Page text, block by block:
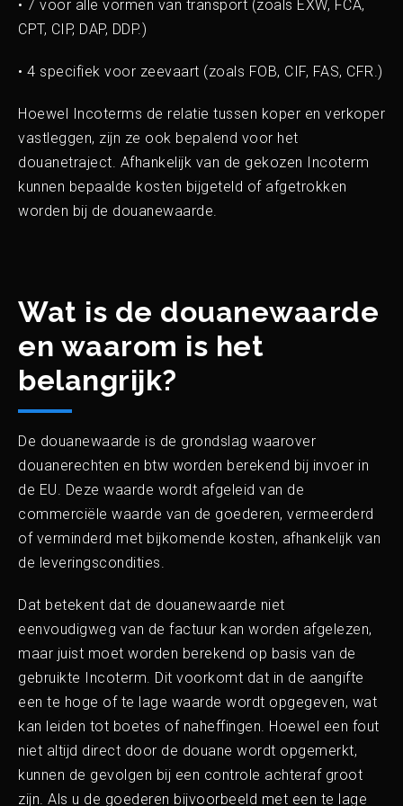
• 7 voor alle vormen van transport (zoals EXW, FCA,
CPT, CIP, DAP, DDP.)
• 4 specifiek voor zeevaart (zoals FOB, CIF, FAS, CFR.)
Hoewel Incoterms de relatie tussen koper en verkoper
vastleggen, zijn ze ook bepalend voor het
douanetraject. Afhankelijk van de gekozen Incoterm
kunnen bepaalde kosten bijgeteld of afgetrokken
worden bij de douanewaarde.
Wat is de douanewaarde
en waarom is het
belangrijk?
De douanewaarde is de grondslag waarover
douanerechten en btw worden berekend bij invoer in
de EU. Deze waarde wordt afgeleid van de
commerciële waarde van de goederen, vermeerderd
of verminderd met bijkomende kosten, afhankelijk van
de leveringscondities.
Dat betekent dat de douanewaarde niet
eenvoudigweg van de factuur kan worden afgelezen,
maar juist moet worden berekend op basis van de
gebruikte Incoterm. Dit voorkomt dat in de aangifte
een te hoge of te lage waarde wordt opgegeven, wat
kan leiden tot boetes of naheffingen. Hoewel een fout
niet altijd direct door de douane wordt opgemerkt,
kunnen de gevolgen bij een controle achteraf groot
zijn. Als u de goederen bijvoorbeeld met een te lage